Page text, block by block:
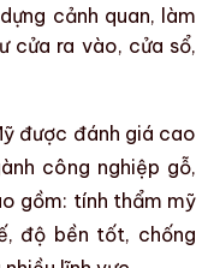
cảnh quan, làm
cửa ra vào, cửa sổ,
được đánh giá cao
công nghiệp gỗ,
gồm: tính thẩm mỹ
độ bền tốt, chống